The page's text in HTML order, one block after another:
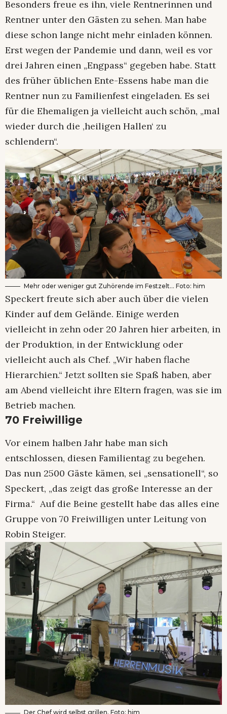
Besonders freue es ihn, viele Rentnerinnen und
Rentner unter den Gästen zu sehen. Man habe
diese schon lange nicht mehr einladen können.
Erst wegen der Pandemie und dann, weil es vor
drei Jahren einen „Engpass“ gegeben habe. Statt
des früher üblichen Ente-Essens habe man die
Rentner nun zu Familienfest eingeladen. Es sei
für die Ehemaligen ja vielleicht auch schön, „mal
wieder durch die ‚heiligen Hallen‘ zu
schlendern“.
Mehr oder weniger gut Zuhörende im Festzelt… Foto: him
Speckert freute sich aber auch über die vielen
Kinder auf dem Gelände. Einige werden
vielleicht in zehn oder 20 Jahren hier arbeiten, in
der Produktion, in der Entwicklung oder
vielleicht auch als Chef. „Wir haben flache
Hierarchien.“ Jetzt sollten sie Spaß haben, aber
am Abend vielleicht ihre Eltern fragen, was sie im
Betrieb machen.
70 Freiwillige
Vor einem halben Jahr habe man sich
entschlossen, diesen Familientag zu begehen.
Das nun 2500 Gäste kämen, sei „sensationell“, so
Speckert, „das zeigt das große Interesse an der
Firma.“ Auf die Beine gestellt habe das alles eine
Gruppe von 70 Freiwilligen unter Leitung von
Robin Steiger.
Der Chef wird selbst grillen. Foto: him